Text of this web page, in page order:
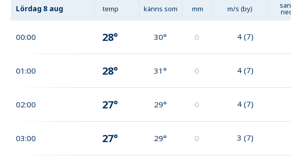
Lördag 8 aug temp känns som mm m/s (by)
00:00 28° 30° 0 4 (7)
01:00 28° 31° 0 4 (7)
02:00 27° 29° 0 4 (7)
03:00 27° 29° 0 3 (7)